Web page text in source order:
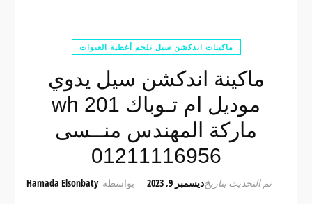
ماكينات اندكشن سيل تلحم أغطية العبوات
ماكينة اندكشن سيل يدوي
موديل ام تـوباك wh 201
ماركة المهندس منــسى
01211116956
بواسطة Hamada Elsonbaty تم التحديث بتاريخديسمبر 9, 2023